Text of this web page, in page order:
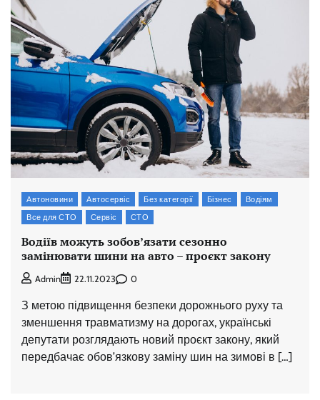
Автоновини Автосервіс Без категорії Бізнес
Водіям
Все для СТО
Сервіс СТО
Водіїв можуть зобов’язати сезонно
замінювати шини на авто – проєкт закону
Admin 22.11.2023 0
З метою підвищення безпеки дорожнього руху та
зменшення травматизму на дорогах, українські
депутати розглядають новий проєкт закону, який
передбачає обов’язкову заміну шин на зимові в […]